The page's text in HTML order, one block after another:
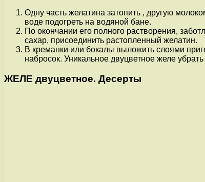
Одну часть желатина затопить , другую
воде подогреть на водяной бане.
По окончании его полного растворения,
сахар, присоединить растопленный желатин.
В креманки или бокалы выложить слоями
набросок. Уникальное двуцветное желе
ЖЕЛЕ двуцветное. Десерты